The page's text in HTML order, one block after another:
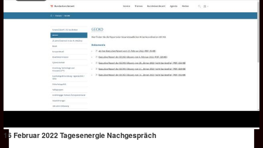
16 Februar 2022 Tagesenergie Nachgespräch